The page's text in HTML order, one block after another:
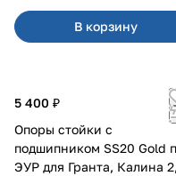
В корзину
5 400 ₽
Опоры стойки с
подшипником SS20 Gold
ЭУР для Гранта, Калина 2,